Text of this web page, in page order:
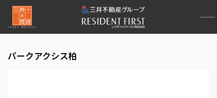
パークアクシス柏